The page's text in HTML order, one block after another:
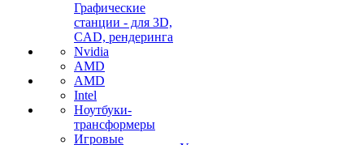
Графические
станции - для 3D,
CAD, рендеринга
Nvidia
AMD
AMD
Intel
Ноутбуки-
трансформеры
Игровые